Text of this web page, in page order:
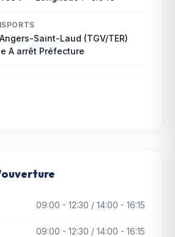
Saint-Laud (TGV/TER)
A arrêt Préfecture
09:00 - 12:30 / 14:00 - 16:15
09:00 - 12:30 / 14:00 - 16:15